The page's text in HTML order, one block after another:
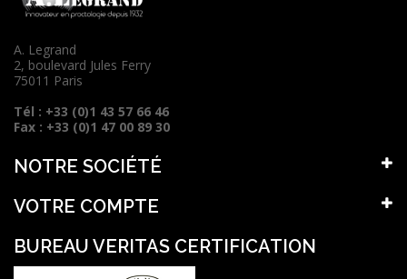
A. Legrand
2, boulevard Jules Ferry
75011 Paris
Tél : +33 (0)1 43 57 66 46
Fax : +33 (0)1 47 00 89 30
NOTRE SOCIÉTÉ
VOTRE COMPTE
BUREAU VERITAS CERTIFICATION